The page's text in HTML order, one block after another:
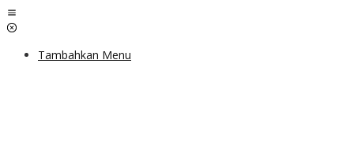
Lewati
ke
Tambahkan Menu